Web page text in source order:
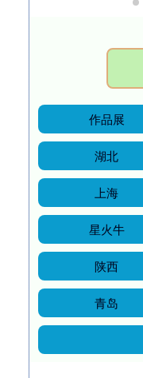
作品展
湖北
上海
星火牛
陕西
青岛